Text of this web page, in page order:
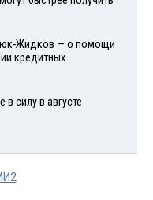
Жидков — о помощи
кредитных
силу в августе